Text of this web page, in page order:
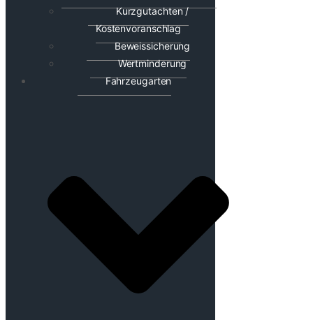
Kurzgutachten /
Kostenvoranschlag
Beweissicherung
Wertminderung
Fahrzeugarten